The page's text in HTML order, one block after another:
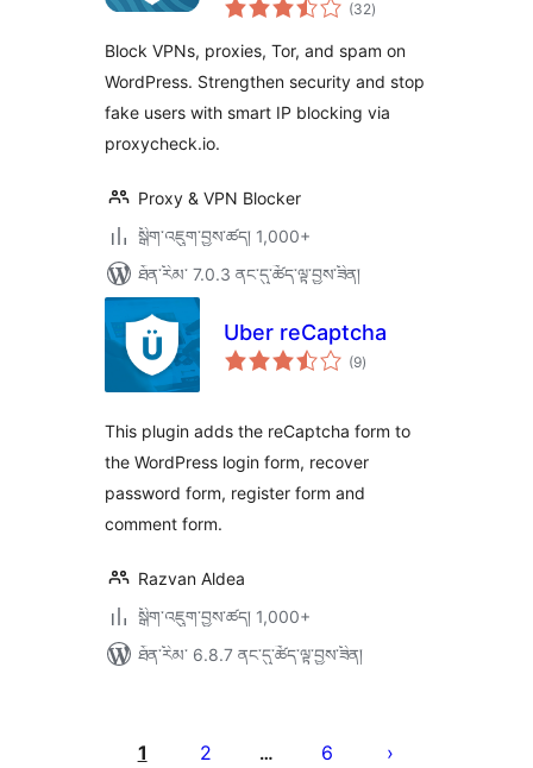
(32འཇོག་
ཚང་།
)
Block VPNs, proxies, Tor, and spam on
WordPress. Strengthen security and stop
fake users with smart IP blocking via
proxycheck.io.
Proxy & VPN Blocker
སྒྲིག་འཇུག་བྱས་ཚད། 1,000+
ཐོན་རིམ་ 7.0.3 ནང་དུ་ཚོད་ལྟ་བྱས་ཟིན།
Uber reCaptcha
(9གདེང་
འཇོག་
)
This plugin adds the reCaptcha form to
the WordPress login form, recover
password form, register form and
comment form.
Razvan Aldea
སྒྲིག་འཇུག་བྱས་ཚད། 1,000+
ཐོན་རིམ་ 6.8.7 ནང་དུ་ཚོད་ལྟ་བྱས་ཟིན།
pagination
1 2 … 6